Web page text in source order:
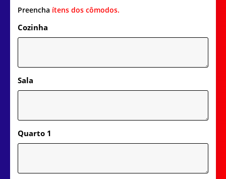
Preencha ítens dos cômodos.
Cozinha
Sala
Quarto 1